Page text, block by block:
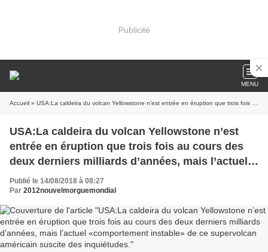
Publicité
MENU
Accueil » USA:La caldeira du volcan Yellowstone n’est entrée en éruption que trois fois au cours des deux derniers milliards d’années, mais l’actuel «comportement instable» de ce supervolcan américain suscite des inquiétudes.
USA:La caldeira du volcan Yellowstone n’est
entrée en éruption que trois fois au cours des
deux derniers milliards d’années, mais l’actuel
«comportement instable» de ce supervolcan
américain suscite des inquiétudes.
Publié le 14/08/2018 à 08:27
Par 2012nouvelmorguemondial